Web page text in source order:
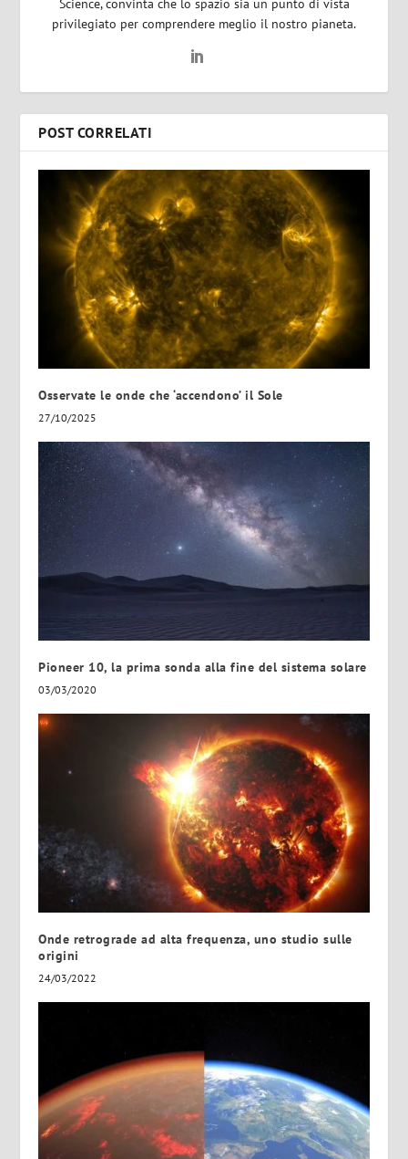
Science, convinta che lo spazio sia un punto di vista
privilegiato per comprendere meglio il nostro pianeta.
POST CORRELATI
Osservate le onde che ‘accendono’ il Sole
27/10/2025
Pioneer 10, la prima sonda alla fine del sistema solare
03/03/2020
Onde retrograde ad alta frequenza, uno studio sulle
origini
24/03/2022